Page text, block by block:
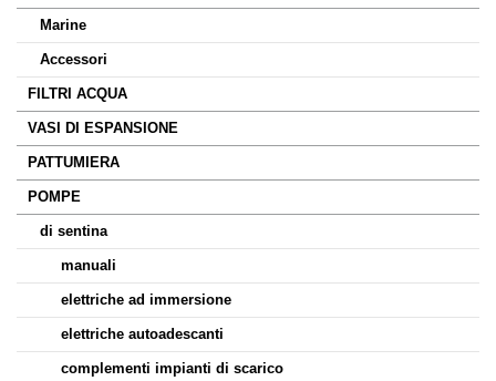
Marine
Accessori
FILTRI ACQUA
VASI DI ESPANSIONE
PATTUMIERA
POMPE
di sentina
manuali
elettriche ad immersione
elettriche autoadescanti
complementi impianti di scarico